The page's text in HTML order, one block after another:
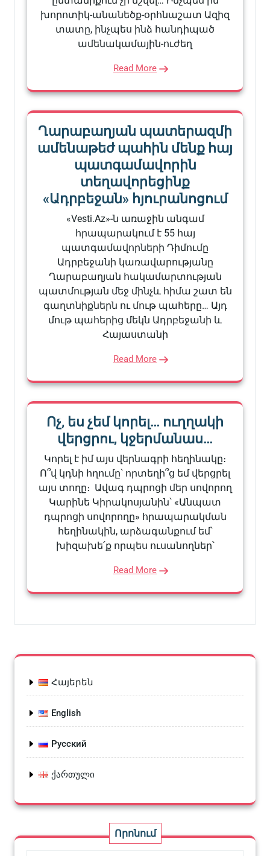
խորոտիկ-անանեծք-օրհնաշատ Ազիզ
տատը, ինչպես ինձ հանդիպած
ամենակամային-ուժեղ
Read More
Ղարաբաղյան պատերազմի
ամենաթեժ պահին մենք հայ
պատգամավորին
տեղավորեցինք
«Ադրբեջան» հյուրանոցում
«Vesti.Az»-ն առաջին անգամ
հրապարակում է 55 հայ
պատգամավորների Դիմումը
Ադրբեջանի կառավարությանը
Ղարաբաղյան հակամարտության
պատմության մեջ մինչև հիմա շատ են
գաղտնիքներն ու մութ պահերը… Այդ
մութ պահերից մեկն Ադրբեջանի և
Հայաստանի
Read More
Ոչ, ես չեմ կորել… ուղղակի
վերցրու, կջերմանաս…
Կորել է իմ այս վերնագրի հեղինակը։
Ո՞վ կդնի հղումը՝ որտեղի՞ց եմ վերցրել
այս տողը։ Ավագ դպրոցի մեր սովորող
Կարինե Կիրակոսյանին՝ «Անպատ
դպրոցի սովորողը» հրապարակման
հեղինակին, արձագանքում եմ՝
խիզախե՛ք որպես ուսանողներ՝
Read More
Հայերեն
English
Русский
ქართული
Որոնում